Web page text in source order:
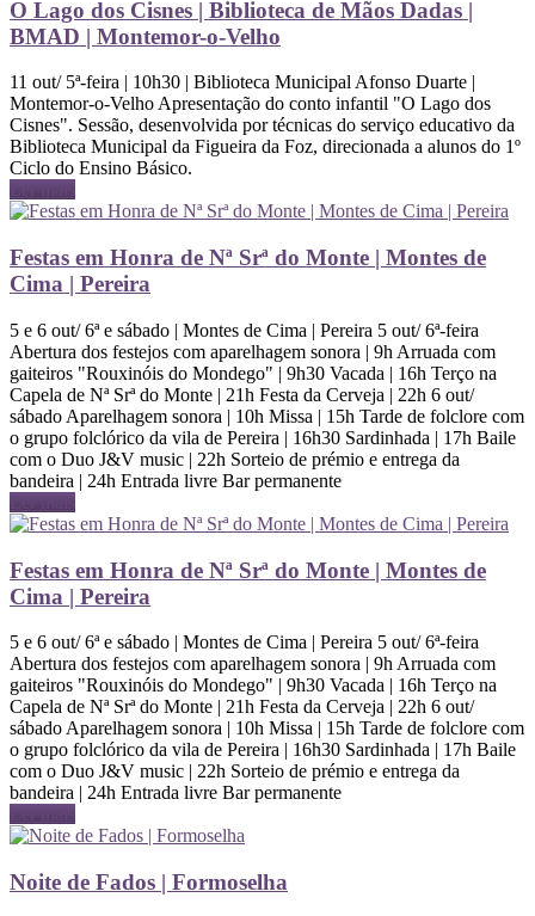
O Lago dos Cisnes | Biblioteca de Mãos Dadas |
BMAD | Montemor-o-Velho
11 out/ 5ª-feira | 10h30 | Biblioteca Municipal Afonso Duarte |
Montemor-o-Velho Apresentação do conto infantil "O Lago dos
Cisnes". Sessão, desenvolvida por técnicas do serviço educativo da
Biblioteca Municipal da Figueira da Foz, direcionada a alunos do 1º
Ciclo do Ensino Básico.
Ler mais
Festas em Honra de Nª Srª do Monte | Montes de
Cima | Pereira
5 e 6 out/ 6ª e sábado | Montes de Cima | Pereira 5 out/ 6ª-feira
Abertura dos festejos com aparelhagem sonora | 9h Arruada com
gaiteiros "Rouxinóis do Mondego" | 9h30 Vacada | 16h Terço na
Capela de Nª Srª do Monte | 21h Festa da Cerveja | 22h 6 out/
sábado Aparelhagem sonora | 10h Missa | 15h Tarde de folclore com
o grupo folclórico da vila de Pereira | 16h30 Sardinhada | 17h Baile
com o Duo J&V music | 22h Sorteio de prémio e entrega da
bandeira | 24h Entrada livre Bar permanente
Ler mais
Festas em Honra de Nª Srª do Monte | Montes de
Cima | Pereira
5 e 6 out/ 6ª e sábado | Montes de Cima | Pereira 5 out/ 6ª-feira
Abertura dos festejos com aparelhagem sonora | 9h Arruada com
gaiteiros "Rouxinóis do Mondego" | 9h30 Vacada | 16h Terço na
Capela de Nª Srª do Monte | 21h Festa da Cerveja | 22h 6 out/
sábado Aparelhagem sonora | 10h Missa | 15h Tarde de folclore com
o grupo folclórico da vila de Pereira | 16h30 Sardinhada | 17h Baile
com o Duo J&V music | 22h Sorteio de prémio e entrega da
bandeira | 24h Entrada livre Bar permanente
Ler mais
Noite de Fados | Formoselha